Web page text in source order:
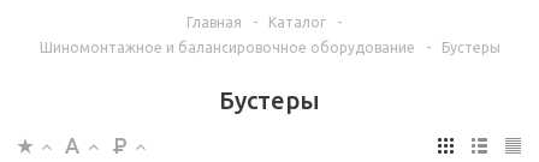
Главная - Каталог
-
Шиномонтажное и балансировочное оборудование
- Бустеры
Бустеры